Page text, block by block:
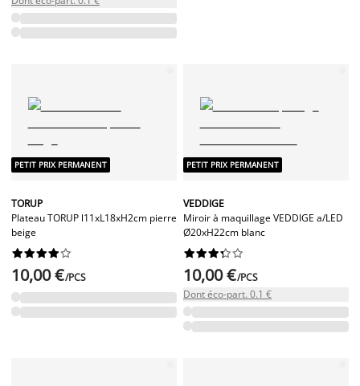
PETIT PRIX PERMANENT
TORUP
Plateau TORUP l11xL18xH2cm pierre
beige






10,00 €/PCS
PETIT PRIX PERMANENT
VEDDIGE
Miroir à maquillage VEDDIGE a/LED
Ø20xH22cm blanc






10,00 €/PCS
Dont éco-part. 0.1 €